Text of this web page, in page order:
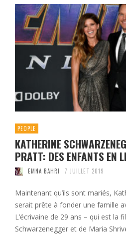
PEOPLE
KATHERINE
PRATT: DES ENFANTS EN
EMNA BAHRI 7 JUILLET 2019
Maintenant qu’ils sont mariés,
serait prête à fonder une famille
L’écrivaine de 29 ans – qui est la
Schwarzenegger et de Maria